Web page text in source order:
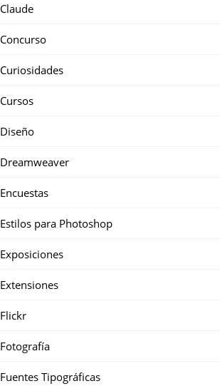
Claude
Concurso
Curiosidades
Cursos
Diseño
Dreamweaver
Encuestas
Estilos para Photoshop
Exposiciones
Extensiones
Flickr
Fotografía
Fuentes Tipográficas